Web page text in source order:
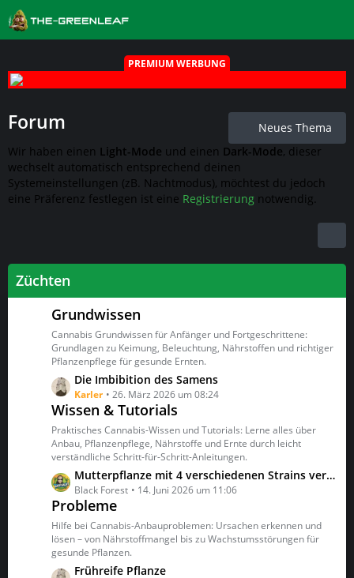
PREMIUM WERBUNG
Forum
Neues Thema
Wir haben einen Light-Mode und einen Dark-Mode, dieser
wechselt automatisch entsprechend deinen
Systemeinstellungen (zB. Nachtmodus), möchtest du jedoch
eine Präferenz festlegen ist eine Registrierung notwendig.
Züchten
Grundwissen
Cannabis Grundwissen für Anfänger und Fortgeschrittene:
Grundlagen zu Keimung, Beleuchtung, Nährstoffen und richtiger
Pflanzenpflege für gesunde Ernten.
L
e
t
z
t
e
B
e
i
t
r
ä
g
Die Imbibition des Samens
Karler 26. März 2026 um 08:24
Wissen & Tutorials
Praktisches Cannabis-Wissen und Tutorials: Lerne alles über
Anbau, Pflanzenpflege, Nährstoffe und Ernte durch leicht
verständliche Schritt-für-Schritt-Anleitungen.
L
e
t
z
t
e
B
Mutterpflanze mit 4 verschiedenen Strains veredeln
Black Forest 14. Juni 2026 um 11:06
Probleme
Hilfe bei Cannabis-Anbauproblemen: Ursachen erkennen und
lösen – von Nährstoffmangel bis zu Wachstumsstörungen für
gesunde Pflanzen.
L
Frühreife Pflanze